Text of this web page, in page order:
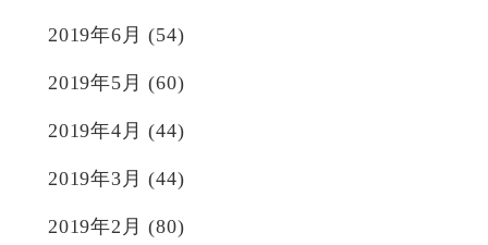
2019年6月 (54)
2019年5月 (60)
2019年4月 (44)
2019年3月 (44)
2019年2月 (80)